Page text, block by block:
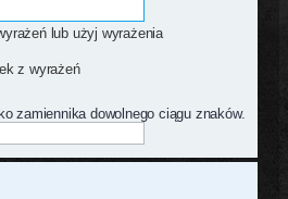
lub użyj wyrażenia
z wyrażeń
zamiennika dowolnego ciągu znaków.